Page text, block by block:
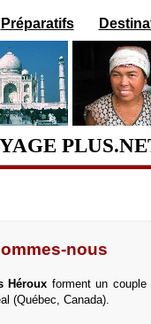
Préparatifs
nous
Héroux forment un couple
(Québec, Canada).